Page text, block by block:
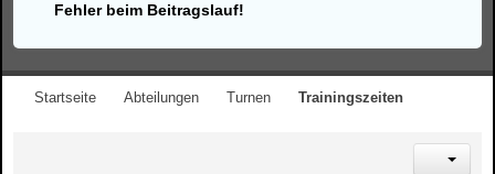
Fehler beim Beitragslauf!
Startseite Abteilungen Turnen Trainingszeiten